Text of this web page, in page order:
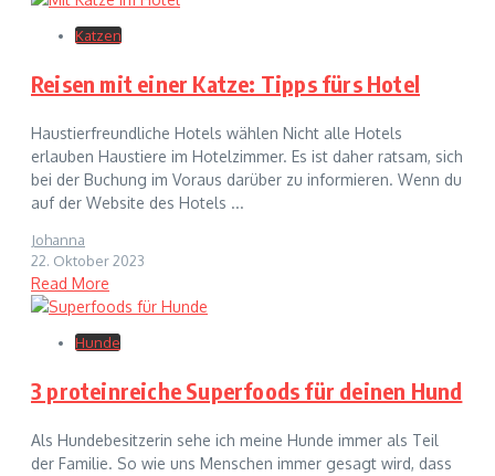
Katzen
Reisen mit einer Katze: Tipps fürs Hotel
Haustierfreundliche Hotels wählen Nicht alle Hotels
erlauben Haustiere im Hotelzimmer. Es ist daher ratsam, sich
bei der Buchung im Voraus darüber zu informieren. Wenn du
auf der Website des Hotels ...
Johanna
22. Oktober 2023
Read More
Hunde
3 proteinreiche Superfoods für deinen Hund
Als Hundebesitzerin sehe ich meine Hunde immer als Teil
der Familie. So wie uns Menschen immer gesagt wird, dass